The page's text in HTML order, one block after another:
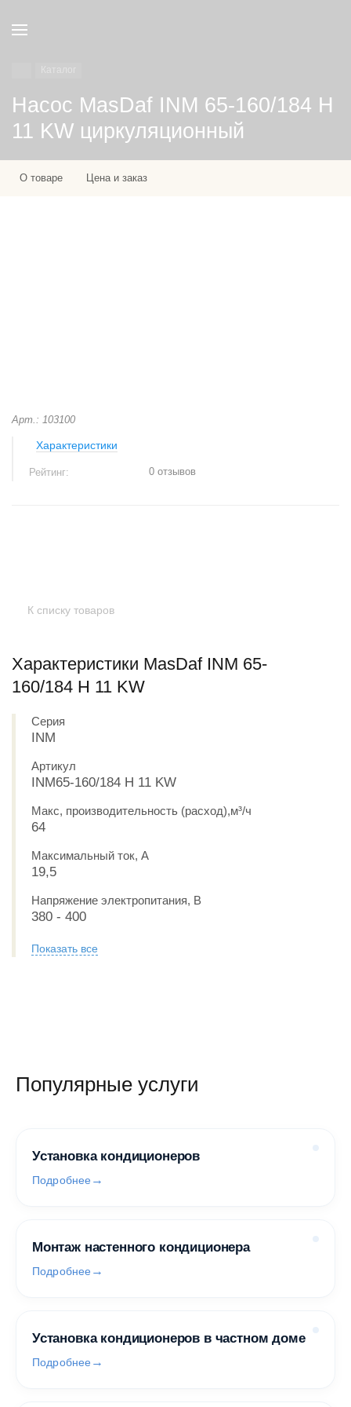
Насос MasDaf INM 65-160/184 H
11 KW циркуляционный
О товаре Цена и заказ
Арт.: 103100
Характеристики
Рейтинг: 0 отзывов
К списку товаров
Характеристики MasDaf INM 65-
160/184 H 11 KW
Серия
INM
Артикул
INM65-160/184 H 11 KW
Макс, производительность (расход),м³/ч
64
Максимальный ток, А
19,5
Напряжение электропитания, В
380 - 400
Показать все
Популярные услуги
Установка кондиционеров
Подробнее
Монтаж настенного кондиционера
Подробнее
Установка кондиционеров в частном доме
Подробнее